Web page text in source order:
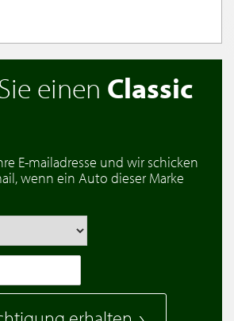
einen Classic
E-mailadresse und wir schicken
wenn ein Auto dieser Marke